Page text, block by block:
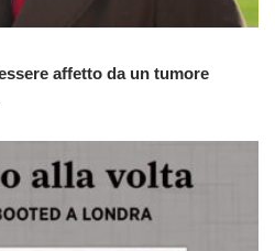
affetto da un tumore